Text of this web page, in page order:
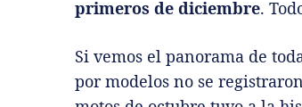
primeros de diciembre.
Si vemos el panorama de
por modelos no se